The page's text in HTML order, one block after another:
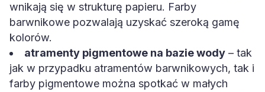
wnikają się w strukturę papieru. Farby
barwnikowe pozwalają uzyskać szeroką gamę
kolorów.
atramenty pigmentowe na bazie wody – tak
jak w przypadku atramentów barwnikowych, tak i
farby pigmentowe można spotkać w małych